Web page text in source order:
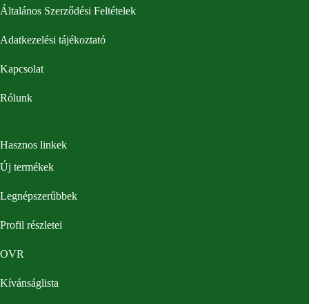
Általános Szerződési Feltételek
Adatkezelési tájékoztató
Kapcsolat
Rólunk
Hasznos linkek
Új termékek
Legnépszerűbbek
Profil részletei
OVR
Kívánságlista